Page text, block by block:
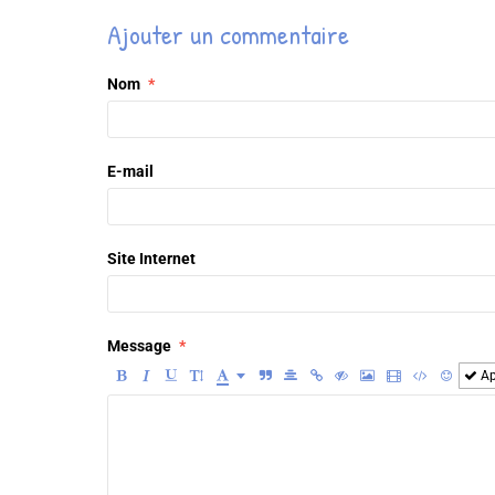
Ajouter un commentaire
Nom
E-mail
Site Internet
Message